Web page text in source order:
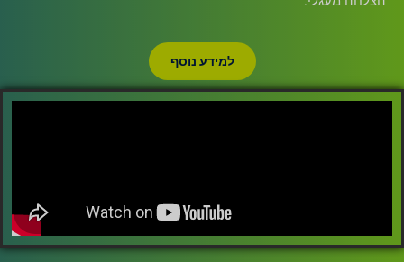
למידע נוסף